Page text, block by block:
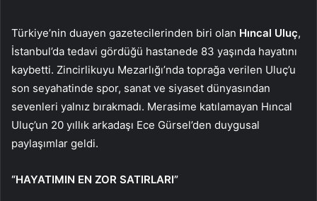
Türkiye’nin duayen gazetecilerinden biri olan Hıncal Uluç,
İstanbul’da tedavi gördüğü hastanede 83 yaşında hayatını
kaybetti. Zincirlikuyu Mezarlığı’nda toprağa verilen Uluç’u
son seyahatinde spor, sanat ve siyaset dünyasından
sevenleri yalnız bırakmadı. Merasime katılamayan Hıncal
Uluç’un 20 yıllık arkadaşı Ece Gürsel’den duygusal
paylaşımlar geldi.
“HAYATIMIN EN ZOR SATIRLARI”